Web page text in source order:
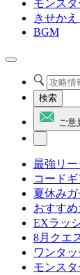
モンス
きせか
BGM
検索
ご意
最強リー
コードギ
夏休みガ
おすすめ
EXラッ
8月クエ
ワンタッ
モンス